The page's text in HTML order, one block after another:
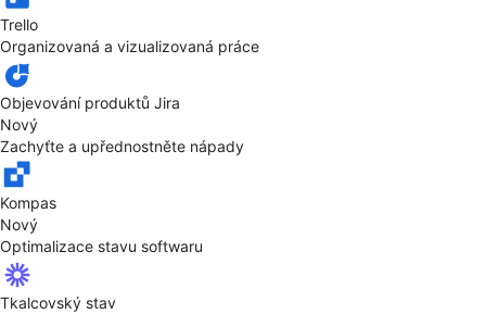
Trello
Organizovaná a vizualizovaná práce
Objevování produktů Jira
Nový
Zachyťte a upřednostněte nápady
Kompas
Nový
Optimalizace stavu softwaru
Tkalcovský stav